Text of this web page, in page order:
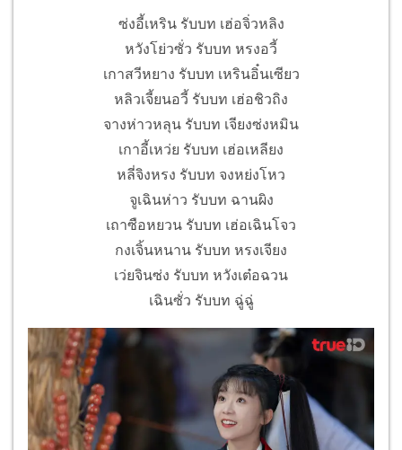
ซ่งอี้เหริน รับบท เฮ่อจิ่วหลิง
หวังโย่วซั่ว รับบท หรงอวี้
เกาสวีหยาง รับบท เหรินอิ๋นเซียว
หลิวเจี้ยนอวี้ รับบท เฮ่อชิวถิง
จางห่าวหลุน รับบท เจียงซ่งหมิน
เกาอี้เหว่ย รับบท เฮ่อเหลียง
หลี่จิงหรง รับบท จงหย่งโหว
จูเฉินห่าว รับบท ฉานผิง
เถาซือหยวน รับบท เฮ่อเฉินโจว
กงเจิ้นหนาน รับบท หรงเจียง
เว่ยจินซ่ง รับบท หวังเต๋อฉวน
เฉินซั่ว รับบท ฉู่ฉู่